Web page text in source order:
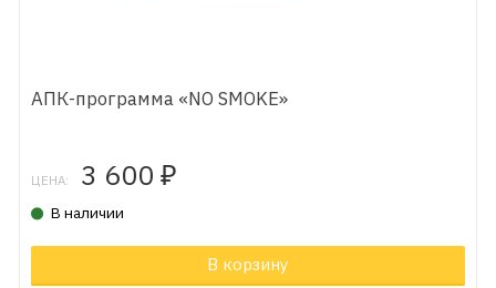
АПК-программа «NO SMOKE»
ЦЕНА: 3 600 ₽
В наличии
В корзину